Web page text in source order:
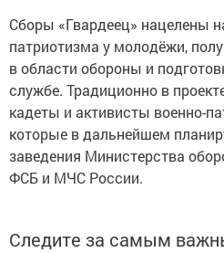
Сборы «Гвардеец» нацелены
патриотизма у молодёжи,
в области обороны и
службе. Традиционно в
кадеты и активисты военно-
которые в дальнейшем
заведения Министерства
ФСБ и МЧС России.
Следите за самым